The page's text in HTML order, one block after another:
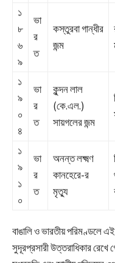
১
৮
৬
৯
ভা
র
ত
কস্তুরবা গান্ধীর
জন্ম
১
৯
০
৪
ভা
র
ত
কুন্দন লাল
(কে.এল.)
সায়গলের জন্ম
১
৯
১
০
ভা
র
ত
অনন্ত লক্ষ্মণ
কানহেরে-র
মৃত্যু
বাঙালি ও ভারতীয় পরিমণ্ডলে
সুদূরপ্রসারী উত্তরাধিকার রেখে